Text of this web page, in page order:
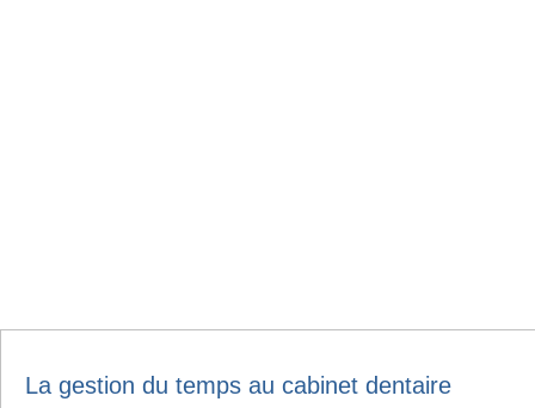
La gestion du temps au cabinet dentaire